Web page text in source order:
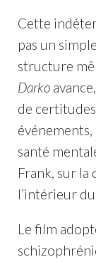
Cette
pas un
structure
Darko
de
santé
Frank, sur la
l’intérieur
Le film